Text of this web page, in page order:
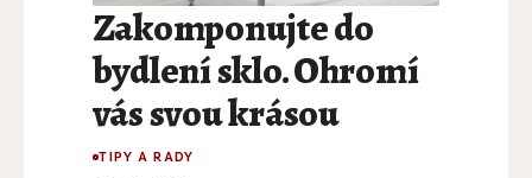
Zakomponujte do
bydlení sklo. Ohromí
vás svou krásou
TIPY A RADY